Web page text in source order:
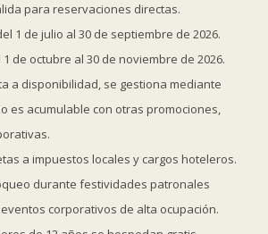
cortesía de tu elección al ordenar tu comida
restaurante Bambú en Palenque.
de 12 años se hospedan gratis
con máximo 2 adultos.
para reservaciones directas.
1 de julio al 30 de septiembre de 2026.
de octubre al 30 de noviembre de 2026.
a disponibilidad, se gestiona mediante
es acumulable con otras promociones,
a impuestos locales y cargos hoteleros.
durante festividades patronales
corporativos de alta ocupación.